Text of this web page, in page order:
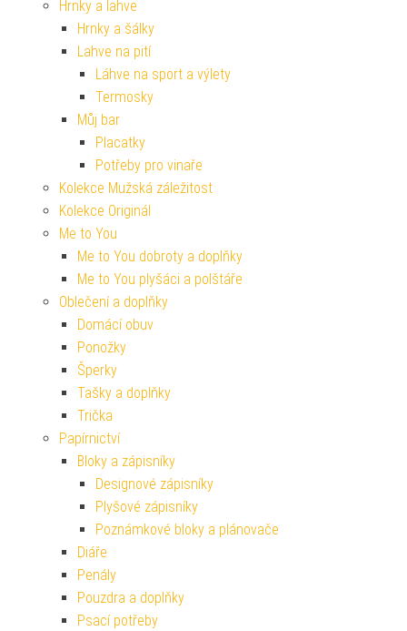
Hrnky a lahve
Hrnky a šálky
Lahve na pití
Láhve na sport a výlety
Termosky
Můj bar
Placatky
Potřeby pro vinaře
Kolekce Mužská záležitost
Kolekce Originál
Me to You
Me to You dobroty a doplňky
Me to You plyšáci a polštáře
Oblečení a doplňky
Domácí obuv
Ponožky
Šperky
Tašky a doplňky
Trička
Papírnictví
Bloky a zápisníky
Designové zápisníky
Plyšové zápisníky
Poznámkové bloky a plánovače
Diáře
Penály
Pouzdra a doplňky
Psací potřeby